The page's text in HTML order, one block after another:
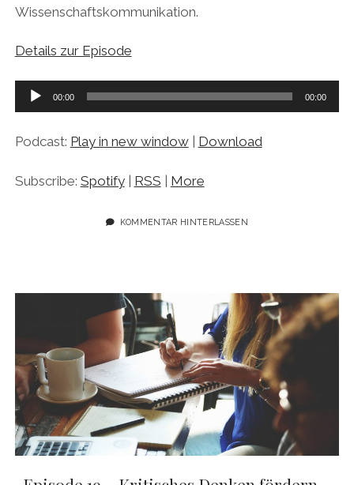
Wissenschaftskommunikation.
Details zur Episode
Audio-
00:00 00:00
Podcast: Play in new window| Download
Subscribe: Spotify| RSS | More
KOMMENTAR HINTERLASSEN